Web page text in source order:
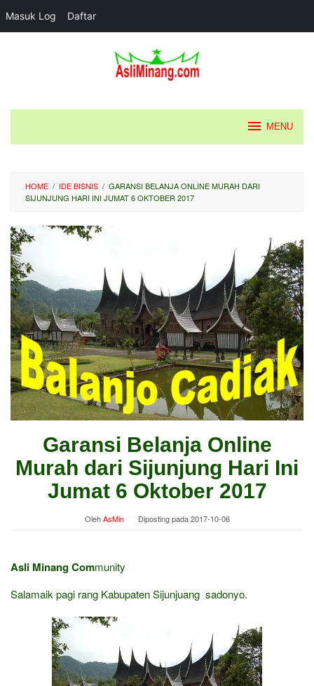
Masuk Log Daftar
MENU
HOME / IDE BISNIS / GARANSI BELANJA ONLINE MURAH DARI
SIJUNJUNG HARI INI JUMAT 6 OKTOBER 2017
Garansi Belanja Online
Murah dari Sijunjung Hari Ini
Jumat 6 Oktober 2017
OlehAsMin Diposting pada2017-10-06
Asli Minang Community
Salamaik pagi rang Kabupaten Sijunjuang sadonyo.